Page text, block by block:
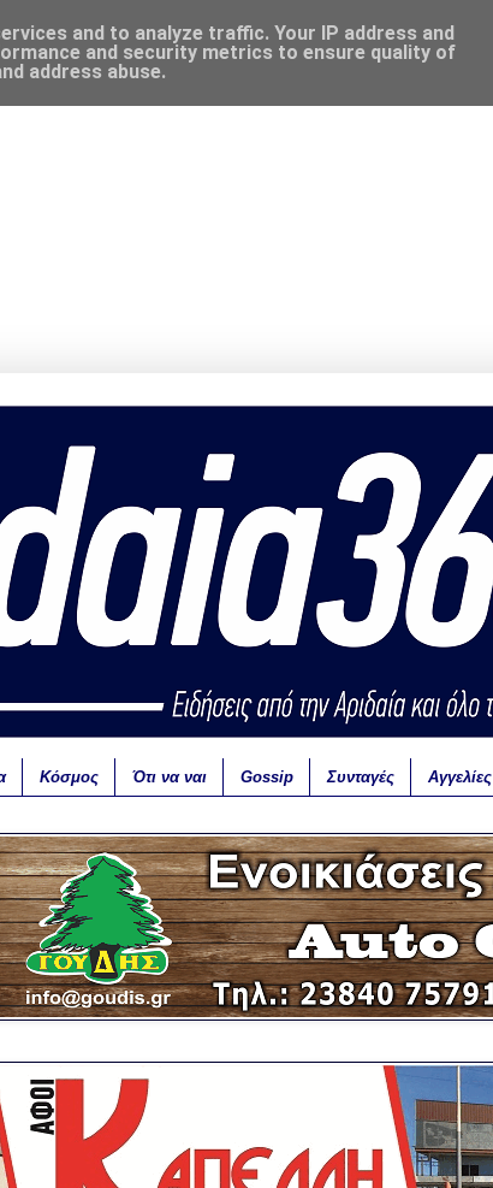
Κόσμος Ότι να ναι Gossip Συνταγές Αγγελίες
and to analyze traffic. Your IP address and
and security metrics to ensure quality of
address abuse.